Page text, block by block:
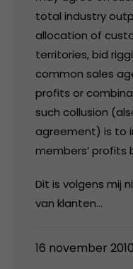
total industry
allocation of
territories, bid
common sales
profits or
such collusion
agreement) is to
members’ profits
Dit is volgens mij
van klanten…
16 november